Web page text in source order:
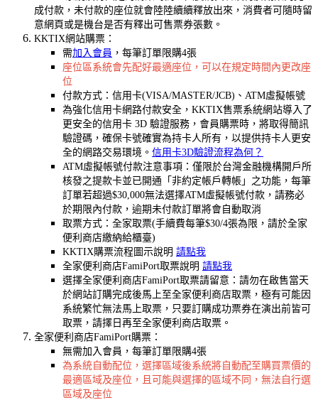
成付款，未付款的座位就會陸陸續續釋放出來，消費者可隨時留
意網頁或是機台是否有釋出可售票券張數。
KKTIX網站購票：
需加入會員 ，每筆訂單限購4張
座位區系統會先配好最適座位，可以在規定時間內更改座
位
付款方式：信用卡(VISA/MASTER/JCB)、ATM虛擬帳號
為強化信用卡網路付款安全，KKTIX售票系統網站導入了
更安全的信用卡 3D 驗證服務，會員購票時，將取得簡訊
驗證碼，確保卡號確實為持卡人所有，以提供持卡人更安
全的網路交易環境。 信用卡3D驗證流程為何？
ATM虛擬帳號付款注意事項：僅限於台灣金融機構開戶所
核發之提款卡並已開通「非約定帳戶轉帳」之功能，每筆
訂單若超過$30,000無法選擇ATM虛擬帳號付款，請務必
於期限內付款，逾期未付款訂單將會自動取消
取票方式：全家取票(手續費每筆$30/4張為限，請於全家
便利商店繳納給櫃臺)
KKTIX購票流程圖示說明 請點我
全家便利商店FamiPort取票說明 請點我
選擇全家便利商店FamiPort取票請留意：請勿在啟售當天
於網站訂購完成後馬上至全家便利商店取票，極有可能因
系統繁忙無法馬上取票，只要訂購成功票券在演出前皆可
取票，請擇日再至全家便利商店取票。
全家便利商店FamiPort購票：
無需加入會員，每筆訂單限購4張
為系統自動配位，選擇區域後系統將自動配至購買票價的
最適區域及座位，且可能與選擇的區域不同，無法自行選
區域及座位